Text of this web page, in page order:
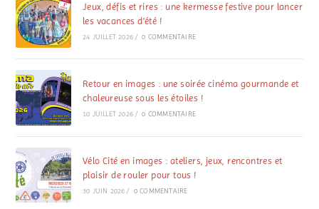
Jeux, défis et rires : une kermesse festive pour lancer
les vacances d’été !
24 JUILLET 2026 / 0 COMMENTAIRE
Retour en images : une soirée cinéma gourmande et
chaleureuse sous les étoiles !
10 JUILLET 2026 / 0 COMMENTAIRE
Vélo Cité en images : ateliers, jeux, rencontres et
plaisir de rouler pour tous !
30 JUIN 2026 / 0 COMMENTAIRE